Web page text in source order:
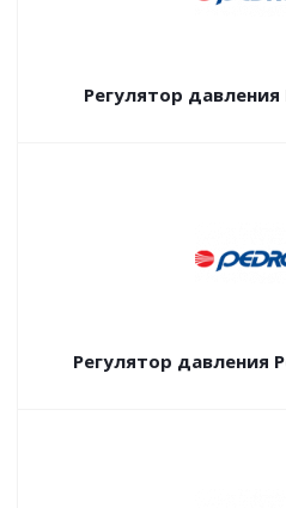
Регулятор давления
Регулятор давления